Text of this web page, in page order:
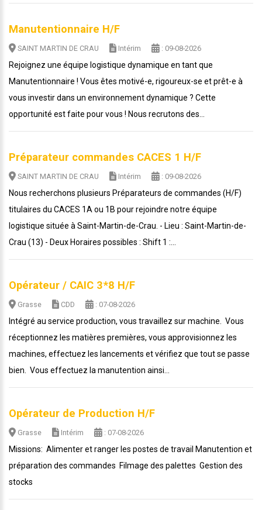
Manutentionnaire H/F
SAINT MARTIN DE CRAU Intérim : 09-08-2026
Rejoignez une équipe logistique dynamique en tant que
Manutentionnaire ! Vous êtes motivé-e, rigoureux-se et prêt-e à
vous investir dans un environnement dynamique ? Cette
opportunité est faite pour vous ! Nous recrutons des...
Préparateur commandes CACES 1 H/F
SAINT MARTIN DE CRAU Intérim : 09-08-2026
Nous recherchons plusieurs Préparateurs de commandes (H/F)
titulaires du CACES 1A ou 1B pour rejoindre notre équipe
logistique située à Saint-Martin-de-Crau. - Lieu : Saint-Martin-de-
Crau (13) - Deux Horaires possibles : Shift 1 :...
Opérateur / CAIC 3*8 H/F
Grasse CDD : 07-08-2026
Intégré au service production, vous travaillez sur machine. Vous
réceptionnez les matières premières, vous approvisionnez les
machines, effectuez les lancements et vérifiez que tout se passe
bien. Vous effectuez la manutention ainsi...
Opérateur de Production H/F
Grasse Intérim : 07-08-2026
Missions: Alimenter et ranger les postes de travail Manutention et
préparation des commandes Filmage des palettes Gestion des
stocks